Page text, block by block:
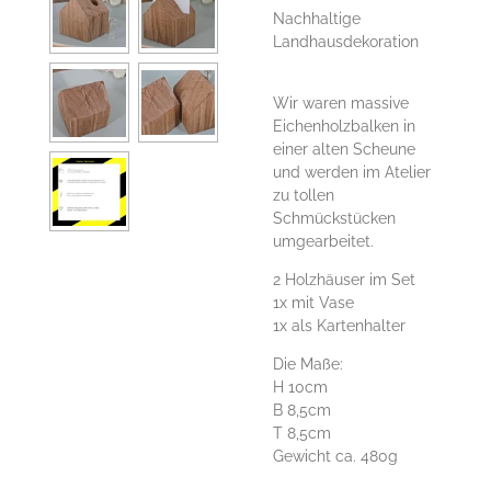
Nachhaltige
Landhausdekoration
Wir waren massive
Eichenholzbalken in
einer alten Scheune
und werden im Atelier
zu tollen
Schmückstücken
umgearbeitet.
2 Holzhäuser im Set
1x mit Vase
1x als Kartenhalter
Die Maße:
H 10cm
B 8,5cm
T 8,5cm
Gewicht ca. 480g